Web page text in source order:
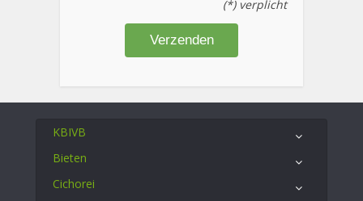
(*) verplicht
KBIVB
Bieten
Cichorei